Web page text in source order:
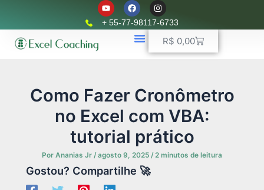
conteúdo
Y
o
u
t
F
a
c
e
b
o
I
n
s
t
r
+ 55-77-98117-6733
R$ 0,00Carrinho
Como Fazer Cronômetro
no Excel com VBA:
tutorial prático
Por Ananias Jr /agosto 9, 2025 /2 minutos de leitura
Gostou? Compartilhe 🚀